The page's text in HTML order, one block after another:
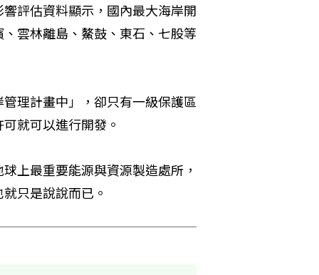
評估資料顯示，國內最大海岸開
雲林離島、鰲鼓、東石、七股等
理計畫中」，卻只有一級保護區
就可以進行開發。
上最重要能源與資源製造處所，
只是說說而已。